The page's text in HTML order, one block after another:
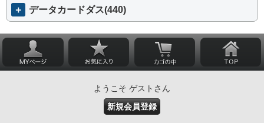
＋ データカードダス(440)
ようこそ ゲストさん
新規会員登録